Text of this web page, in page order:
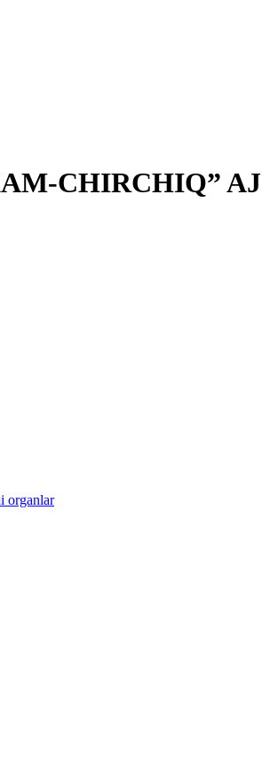
CHIRCHIQ” AJ
organlar